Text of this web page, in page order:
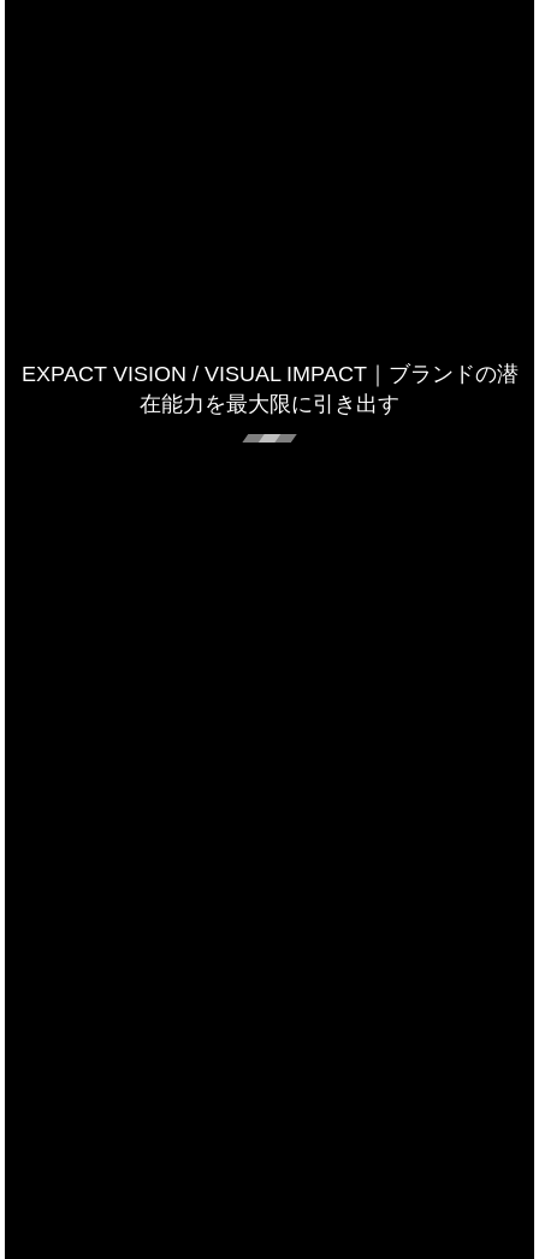
EXPACT VISION / VISUAL IMPACT｜ブランドの潜
在能力を最大限に引き出す